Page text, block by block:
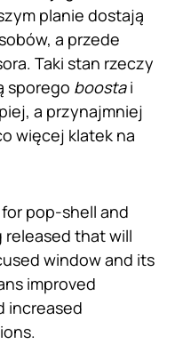
planie dostają
a przede
Taki stan rzeczy
sporego boostai
a przynajmniej
więcej klatek na
pop-shell and
that will
window and its
improved
increased